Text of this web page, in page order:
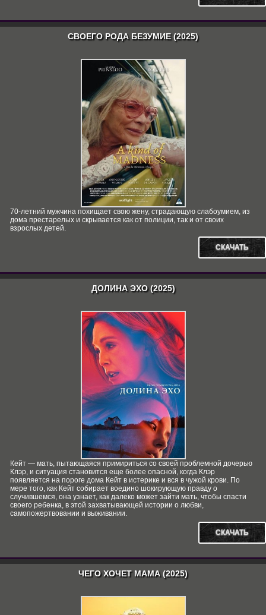
СВОЕГО РОДА БЕЗУМИЕ (2025)
70-летний мужчина похищает свою жену, страдающую слабоумием, из
дома престарелых и скрывается как от полиции, так и от своих
взрослых детей.
СКАЧАТЬ
ДОЛИНА ЭХО (2025)
Кейт — мать, пытающаяся примириться со своей проблемной дочерью
Клэр, и ситуация становится еще более опасной, когда Клэр
появляется на пороге дома Кейт в истерике и вся в чужой крови. По
мере того, как Кейт собирает воедино шокирующую правду о
случившемся, она узнает, как далеко может зайти мать, чтобы спасти
своего ребенка, в этой захватывающей истории о любви,
самопожертвовании и выживании.
СКАЧАТЬ
ЧЕГО ХОЧЕТ МАМА (2025)